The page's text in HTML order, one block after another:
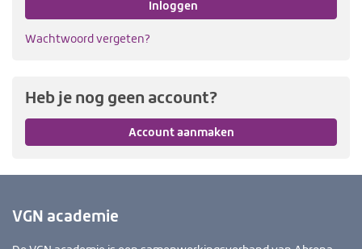
Inloggen
Wachtwoord vergeten?
Heb je nog geen account?
Account aanmaken
VGN academie